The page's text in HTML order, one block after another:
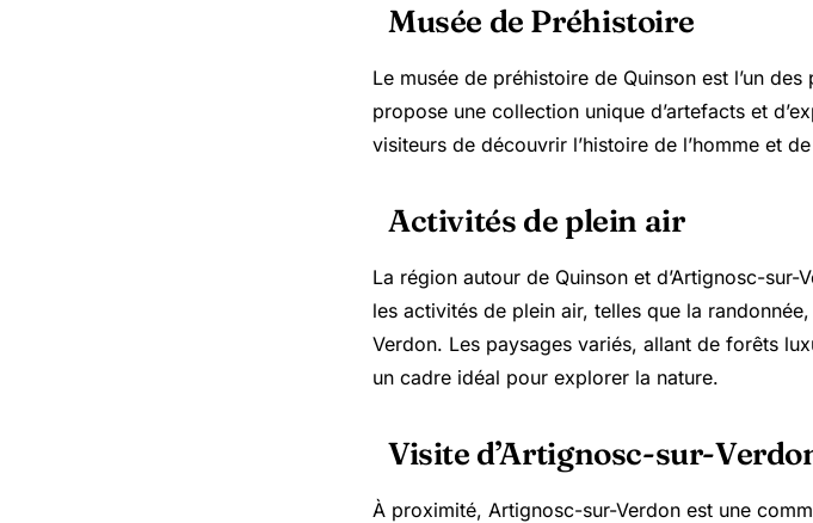
Musée de Préhistoire
Le musée de préhistoire de Quinson est l’un
propose une collection unique d’artefacts et
visiteurs de découvrir l’histoire de l’homme et
Activités de plein air
La région autour de Quinson et d’Artignosc-
les activités de plein air, telles que la
Verdon. Les paysages variés, allant de forêts
un cadre idéal pour explorer la nature.
Visite d’Artignosc-sur-
À proximité, Artignosc-sur-Verdon est une